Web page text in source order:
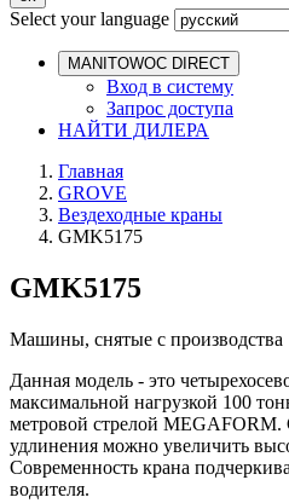
Select your language
MANITOWOC DIRECT
Вход в систему
Запрос доступа
НАЙТИ ДИЛЕРА
Главная
GROVE
Вездеходные краны
GMK5175
GMK5175
Машины, снятые с производства
Данная модель - это
максимальной нагрузкой 100
метровой стрелой
удлинения можно увеличить
Современность крана
водителя.